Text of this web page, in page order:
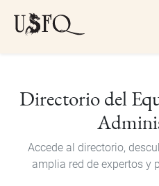
Directorio del
Accede al directorio,
amplia red de expertos y